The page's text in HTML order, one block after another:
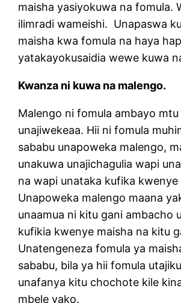
maisha yasiyokuwa na fomula.
ilimradi wameishi. Unapaswa
maisha kwa fomula na haya
yatakayokusaidia wewe kuwa
Kwanza ni kuwa na malengo.
Malengo ni fomula ambayo
unajiwekeaa. Hii ni fomula
sababu unapoweka malengo,
unakuwa unajichagulia wapi
na wapi unataka kufika kwenye
Unapoweka malengo maana
unaamua ni kitu gani ambacho
kufikia kwenye maisha na kitu
Unatengeneza fomula ya
sababu, bila ya hii fomula
unafanya kitu chochote kile
mbele yako.